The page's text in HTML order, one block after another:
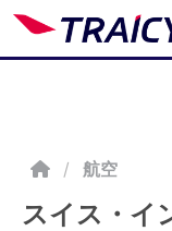
/ 航空
スイス・イ